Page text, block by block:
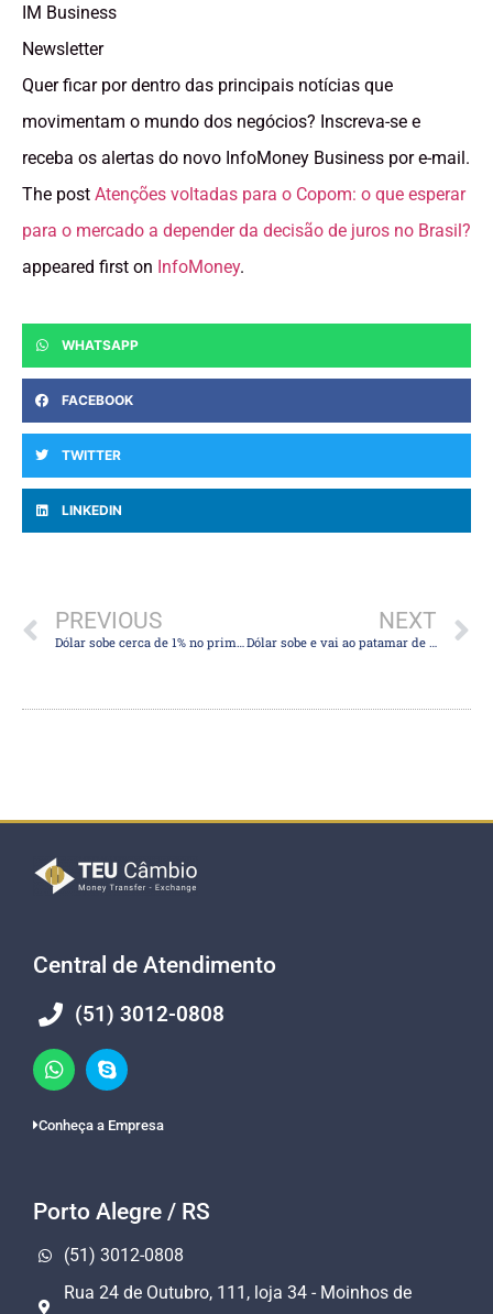
IM Business
Newsletter
Quer ficar por dentro das principais notícias que
movimentam o mundo dos negócios? Inscreva-se e
receba os alertas do novo InfoMoney Business por e-mail.
The post Atenções voltadas para o Copom: o que esperar
para o mercado a depender da decisão de juros no Brasil?
appeared first on InfoMoney.
WHATSAPP
FACEBOOK
TWITTER
LINKEDIN
PREVIOUS NEXT
Central de Atendimento
(51) 3012-0808
Conheça a Empresa
Porto Alegre / RS
(51) 3012-0808
Rua 24 de Outubro, 111, loja 34 - Moinhos de